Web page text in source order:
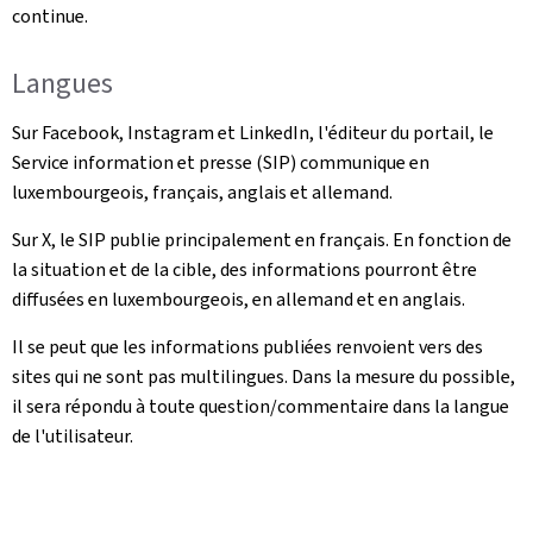
continue.
Langues
Sur Facebook, Instagram et LinkedIn, l'éditeur du portail, le
Service information et presse (SIP) communique en
luxembourgeois, français, anglais et allemand.
Sur X, le SIP publie principalement en français. En fonction de
la situation et de la cible, des informations pourront être
diffusées en luxembourgeois, en allemand et en anglais.
Il se peut que les informations publiées renvoient vers des
sites qui ne sont pas multilingues. Dans la mesure du possible,
il sera répondu à toute question/commentaire dans la langue
de l'utilisateur.